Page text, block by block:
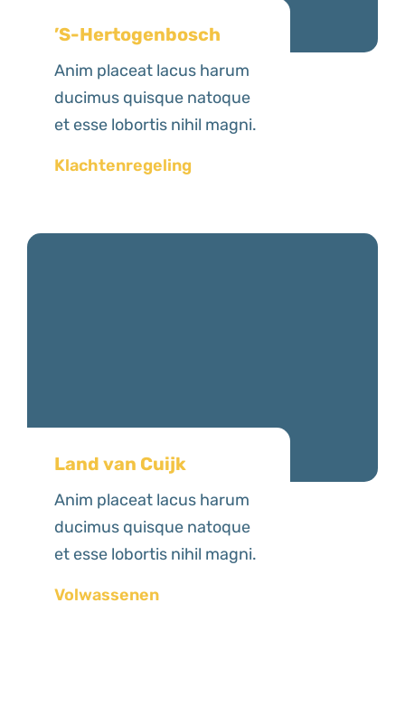
’S-Hertogenbosch
Anim placeat lacus harum
ducimus quisque natoque
et esse lobortis nihil magni.
Klachtenregeling
Land van Cuijk
Anim placeat lacus harum
ducimus quisque natoque
et esse lobortis nihil magni.
Volwassenen